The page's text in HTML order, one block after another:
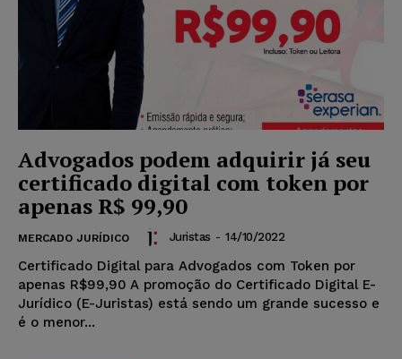
Advogados podem adquirir já seu
certificado digital com token por
apenas R$ 99,90
MERCADO JURÍDICO Juristas - 14/10/2022
Certificado Digital para Advogados com Token por
apenas R$99,90 A promoção do Certificado Digital E-
Jurídico (E-Juristas) está sendo um grande sucesso e
é o menor...